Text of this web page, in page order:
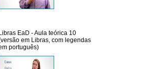
Libras EaD - Aula teórica 10
em Libras, com legendas
português)